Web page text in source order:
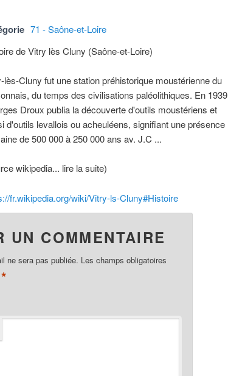
71 - Saône-et-Loire
de Vitry lès Cluny (Saône-et-Loire)
lès-Cluny fut une station préhistorique moustérienne du
du temps des civilisations paléolithiques. En 1939
Droux publia la découverte d'outils moustériens et
d'outils levallois ou acheuléens, signifiant une présence
de 500 000 à 250 000 ans av. J.C ...
wikipedia... lire la suite)
fr.wikipedia.org/wiki/Vitry-ls-Cluny#Histoire
UN COMMENTAIRE
ne sera pas publiée. Les champs obligatoires
*